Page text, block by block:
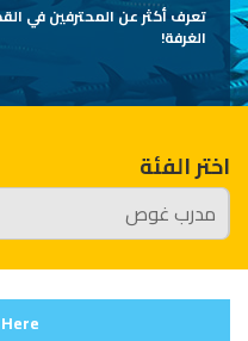
تعرف أكثر عن المحترفين في
الغرفة!
اختر الفئة